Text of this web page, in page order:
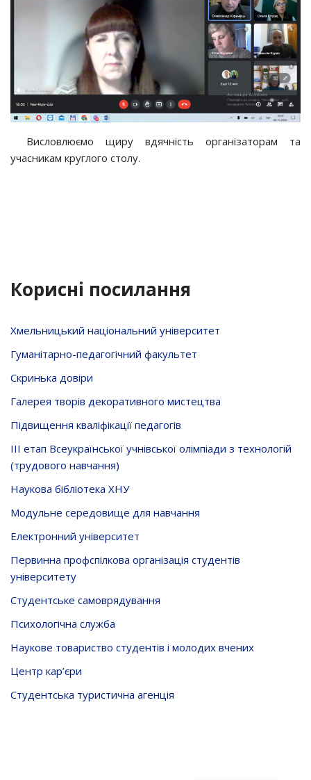
Висловлюємо щиру вдячність організаторам та
учасникам круглого столу.
Корисні посилання
Хмельницький національний університет
Гуманітарно-педагогічний факультет
Скринька довiри
Галерея творів декоративного мистецтва
Підвищення кваліфікації педагогів
ІІІ етап Всеукраїнської учнівської олімпіади з технологій
(трудового навчання)
Наукова бібліотека ХНУ
Модульне середовище для навчання
Електронний університет
Первинна профспілкова організація студентів
університету
Студентське самоврядування
Психологічна служба
Наукове товариство студентів і молодих вчених
Центр кар’єри
Студентська туристична агенція